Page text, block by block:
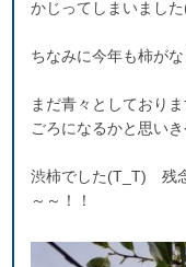
かじってしまいまし
ちなみに今年も柿がな
まだ青々としており
ごろになるかと思いき
渋柿でした(T_T) 残
～～！！